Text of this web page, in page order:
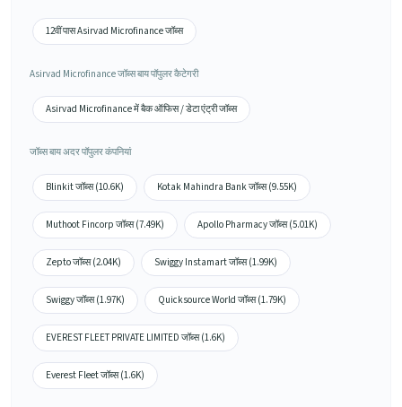
12वीं पास Asirvad Microfinance जॉब्स
Asirvad Microfinance जॉब्स बाय पॉपुलर कैटेगरी
Asirvad Microfinance में बैक ऑफिस / डेटा एंट्री जॉब्स
जॉब्स बाय अदर पॉपुलर कंपनियां
Blinkit जॉब्स (10.6K) Kotak Mahindra Bank जॉब्स (9.55K)
Muthoot Fincorp जॉब्स (7.49K) Apollo Pharmacy जॉब्स (5.01K)
Zepto जॉब्स (2.04K) Swiggy Instamart जॉब्स (1.99K)
Swiggy जॉब्स (1.97K) Quicksource World जॉब्स (1.79K)
EVEREST FLEET PRIVATE LIMITED जॉब्स (1.6K)
Everest Fleet जॉब्स (1.6K)